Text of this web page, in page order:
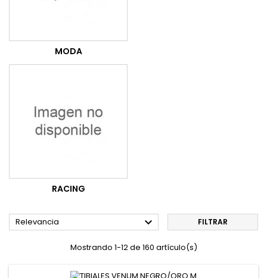
MODA
RACING
Relevancia  FILTRAR
Mostrando 1-12 de 160 artículo(s)